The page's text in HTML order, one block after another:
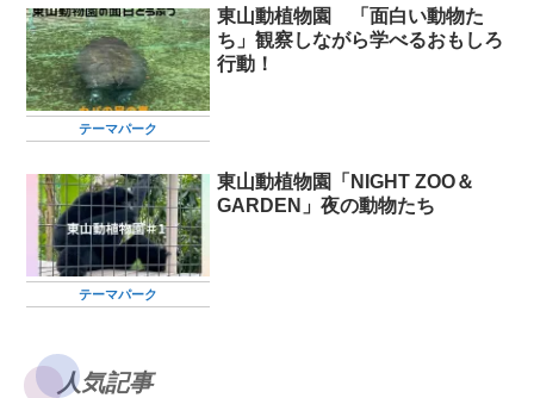
テーマパーク
東山動植物園 「面白い動物た
ち」観察しながら学べるおもしろ
行動！
テーマパーク
東山動植物園「NIGHT ZOO＆
GARDEN」夜の動物たち
人気記事